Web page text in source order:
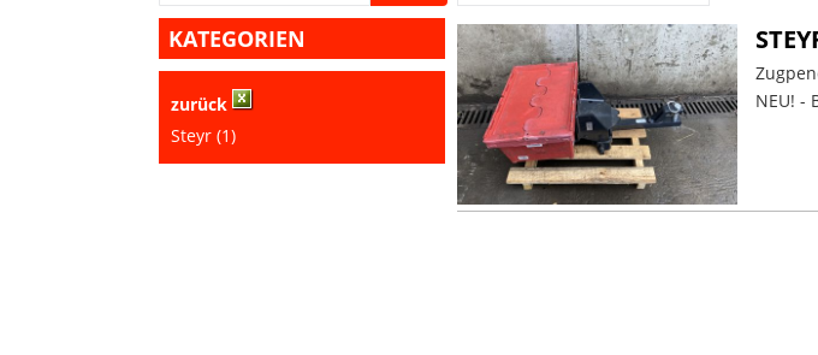
KATEGORIEN
zurück
Steyr (1)
NEU! -